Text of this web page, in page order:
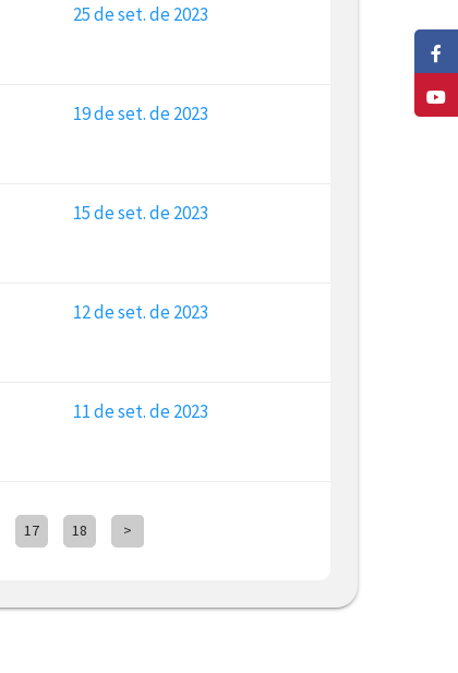
25 de set. de 2023
19 de set. de 2023
15 de set. de 2023
12 de set. de 2023
11 de set. de 2023
17 18 >